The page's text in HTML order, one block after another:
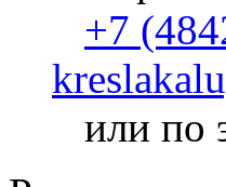
+7
или по